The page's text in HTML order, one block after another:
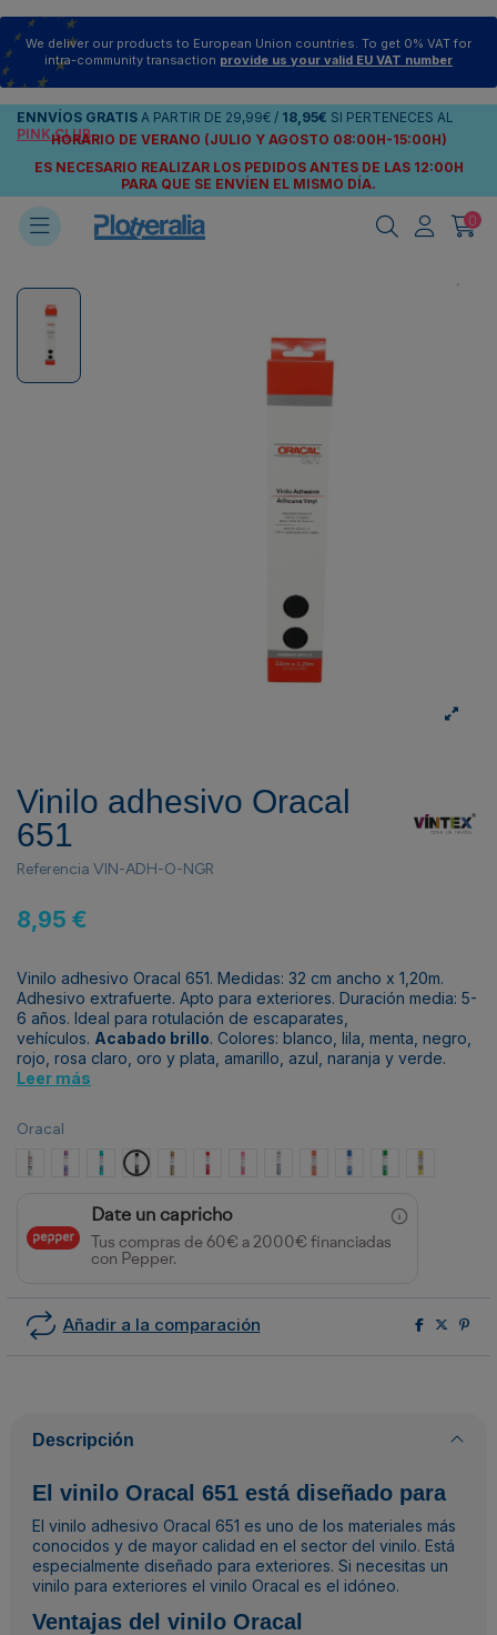
We deliver our products to European Union countries. To get 0% VAT for
intra-community transaction provide us your valid EU VAT number
ENNVÍOS GRATIS A PARTIR DE 29,99€ / 18,95€ SI PERTENECES AL
PINK CLUB
HORARIO DE VERANO (JULIO Y AGOSTO 08:00H-15:00H)
ES NECESARIO REALIZAR LOS PEDIDOS ANTES DE LAS 12:00H
PARA QUE SE ENVÍEN EL MISMO DÍA.
0
Vinilo adhesivo Oracal
651
Referencia VIN-ADH-O-NGR
8,95 €
Vinilo adhesivo Oracal 651. Medidas: 32 cm ancho x 1,20m.
Adhesivo extrafuerte. Apto para exteriores. Duración media: 5-
6 años. Ideal para rotulación de escaparates,
vehículos. Acabado brillo. Colores: blanco, lila, menta, negro,
rojo, rosa claro, oro y plata, amarillo, azul, naranja y verde.
Leer más
Oracal
BlancoLila MentaNegroOro Rojo Rosa Claro
Plata NaranjaAzul VerdeAmarillo
Date un capricho
Tus compras de 60€ a 2000€ financiadas
con Pepper.
Añadir a la comparación
Descripción
El vinilo Oracal 651 está diseñado para
El vinilo adhesivo Oracal 651 es uno de los materiales más
conocidos y de mayor calidad en el sector del vinilo. Está
especialmente diseñado para exteriores. Si necesitas un
vinilo para exteriores el vinilo Oracal es el idóneo.
Ventajas del vinilo Oracal